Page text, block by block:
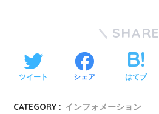
SHARE
ツイート シェア はてブ
CATEGORY : インフォメーション